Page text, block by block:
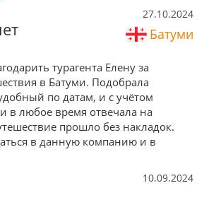
27.10.2024
Батуми
турагента Елену за
в Батуми. Подобрала
по датам, и с учётом
в любое время отвечала на
прошло без накладок.
в данную компанию и в
10.09.2024